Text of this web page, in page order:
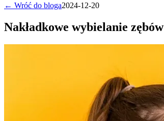
← Wróć do bloga2024-12-20
Nakładkowe wybielanie zębów